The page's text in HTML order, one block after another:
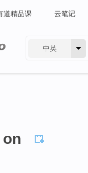
道精品课 云笔记
中英